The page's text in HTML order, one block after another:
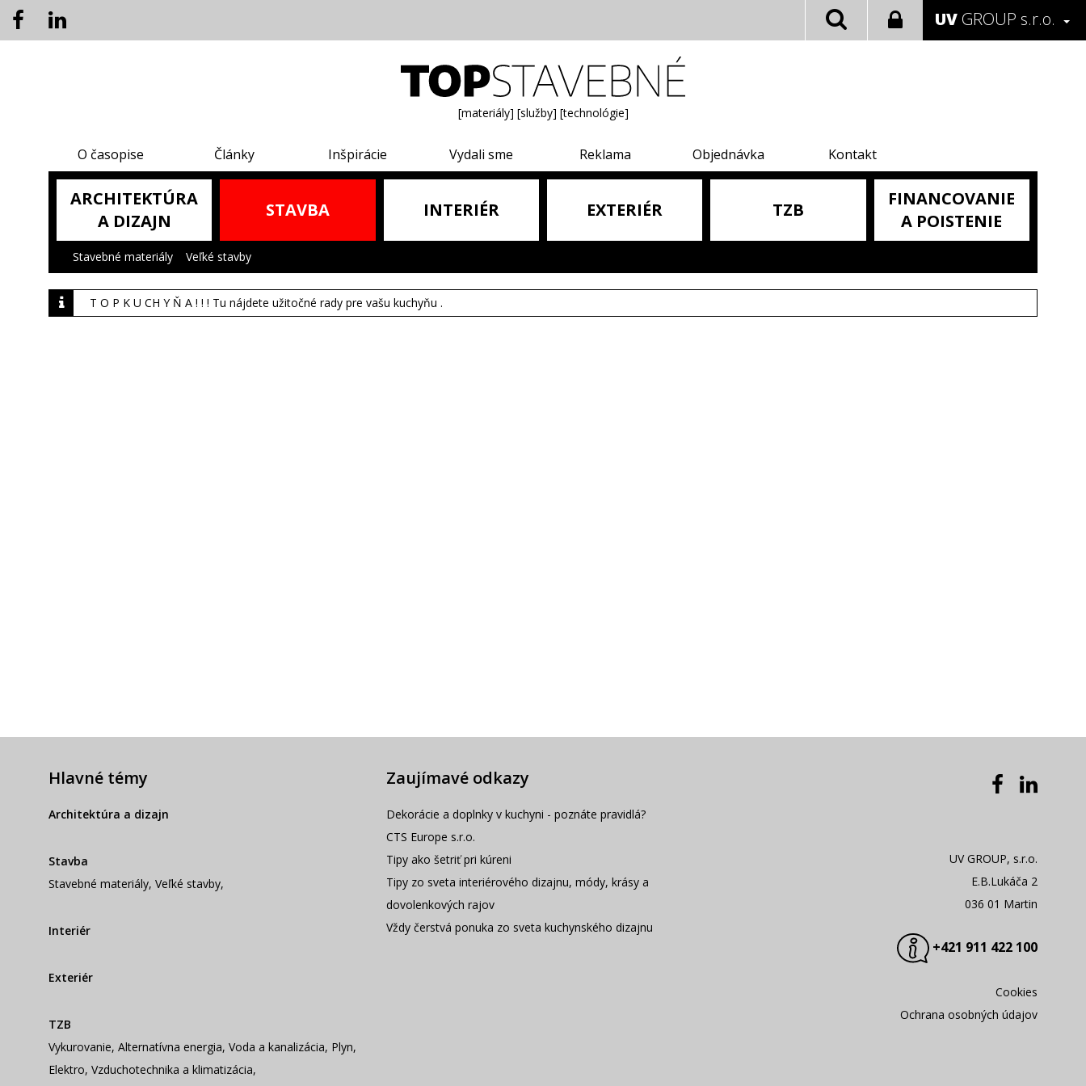
UV GROUP s.r.o.
[materiály] [služby] [technológie]
O časopise Články Inšpirácie Vydali sme Reklama Objednávka Kontakt
ARCHITEKTÚRA
A DIZAJN
STAVBA INTERIÉR EXTERIÉR TZB
FINANCOVANIE
A POISTENIE
Stavebné materiály Veľké stavby
T O P K U CH Y Ň A ! ! ! Tu nájdete užitočné rady pre vašu kuchyňu .
Hlavné témy
Architektúra a dizajn
Stavba
Stavebné materiály, Veľké stavby,
Interiér
Exteriér
TZB
Vykurovanie, Alternatívna energia, Voda a kanalizácia, Plyn,
Elektro, Vzduchotechnika a klimatizácia,
Zaujímavé odkazy
Dekorácie a doplnky v kuchyni - poznáte pravidlá?
CTS Europe s.r.o.
Tipy ako šetriť pri kúreni
Tipy zo sveta interiérového dizajnu, módy, krásy a
dovolenkových rajov
Vždy čerstvá ponuka zo sveta kuchynského dizajnu
UV GROUP, s.r.o.
E.B.Lukáča 2
036 01 Martin
+421 911 422 100
Cookies
Ochrana osobných údajov